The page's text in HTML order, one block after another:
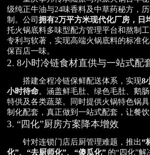
级纯正牛油与24味香料及中草药秘方，
制。公司 拥有2万平方米现代化厂房，日
托火锅底料多味型配方管理平台和熬制
专利与软著，实现高端火锅底料的标准
保百店一味。
2. 8小时冷链食材直供与一站式配
搭建全程冷链保鲜配送体系，实现8
小时待命。涵盖鲜毛肚、绿色毛肚、鹅
特供及各类蔬菜。同时提供火锅特色锅
制化配套，真正做到一站式配套，让餐饮
3. “四化”厨房方案降本增效
针对连锁门店后厨管理难题，推出“
化”、“去厨师化”、“傻瓜化” 的“四化”